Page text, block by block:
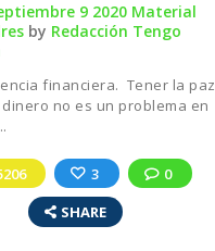
9 2020 Material
by Redacción Tengo
financiera. Tener la paz
no es un problema en
3
0
SHARE